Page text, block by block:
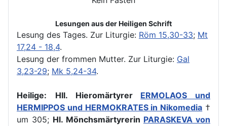
Lesungen aus der Heiligen Schrift
Lesung des Tages. Zur Liturgie: Röm 15,30-33; Mt
17,24 - 18,4.
Lesung der frommen Mutter. Zur Liturgie: Gal
3,23-29; Mk 5,24-34.
Heilige: Hll. Hieromärtyrer ERMOLAOS und
HERMIPPOS und HERMOKRATES in Nikomedia †
um 305; Hl. Mönchsmärtyrerin PARASKEVA von